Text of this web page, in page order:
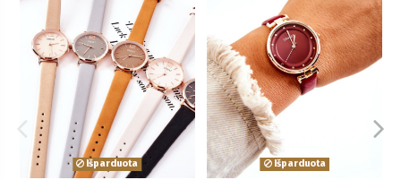
Išparduota Išparduota